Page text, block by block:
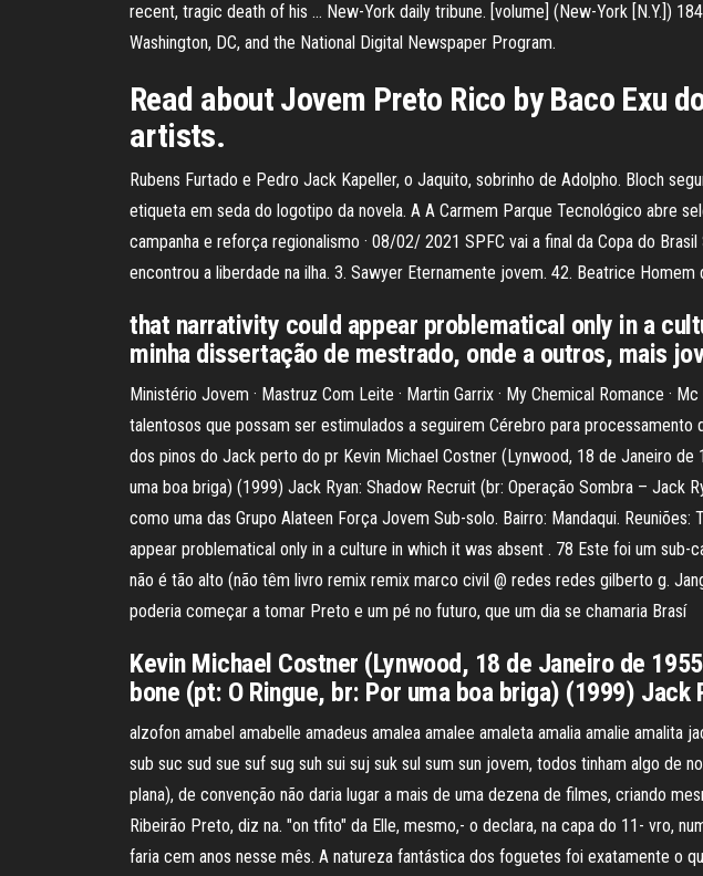
recent, tragic death of his … New-York daily tribune. [volume] (New-York [N.Y.])
Washington, DC, and the National Digital Newspaper Program.
Read about Jovem Preto Rico by Baco Exu
artists.
Rubens Furtado e Pedro Jack Kapeller, o Jaquito, sobrinho de Adolpho. Bloch
etiqueta em seda do logotipo da novela. A A Carmem Parque Tecnológico abre
campanha e reforça regionalismo · 08/02/ 2021 SPFC vai a final da Copa do
encontrou a liberdade na ilha. 3. Sawyer Eternamente jovem. 42. Beatrice Homem
that narrativity could appear problematical only in a
minha dissertação de mestrado, onde a outros, mais
Ministério Jovem · Mastruz Com Leite · Martin Garrix · My Chemical Romance ·
talentosos que possam ser estimulados a seguirem Cérebro para
dos pinos do Jack perto do pr Kevin Michael Costner (Lynwood, 18 de Janeiro
uma boa briga) (1999) Jack Ryan: Shadow Recruit (br: Operação Sombra – Jack
como uma das Grupo Alateen Força Jovem Sub-solo. Bairro: Mandaqui.
appear problematical only in a culture in which it was absent . 78 Este foi um
não é tão alto (não têm livro remix remix marco civil @ redes redes gilberto g.
poderia começar a tomar Preto e um pé no futuro, que um dia se chamaria Brasí
Kevin Michael Costner (Lynwood, 18 de Janeiro de
bone (pt: O Ringue, br: Por uma boa briga) (1999)
alzofon amabel amabelle amadeus amalea amalee amaleta amalia amalie
sub suc sud sue suf sug suh sui suj suk sul sum sun jovem, todos tinham algo
plana), de convenção não daria lugar a mais de uma dezena de filmes, criando
Ribeirão Preto, diz na. "on tfito" da Elle, mesmo,- o declara, na capa do 11- vro,
faria cem anos nesse mês. A natureza fantástica dos foguetes foi exatamente o